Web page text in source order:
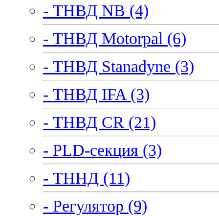
- ТНВД NB (4)
- ТНВД Motorpal (6)
- ТНВД Stanadyne (3)
- ТНВД IFA (3)
- ТНВД CR (21)
- PLD-секция (3)
- ТННД (11)
- Регулятор (9)